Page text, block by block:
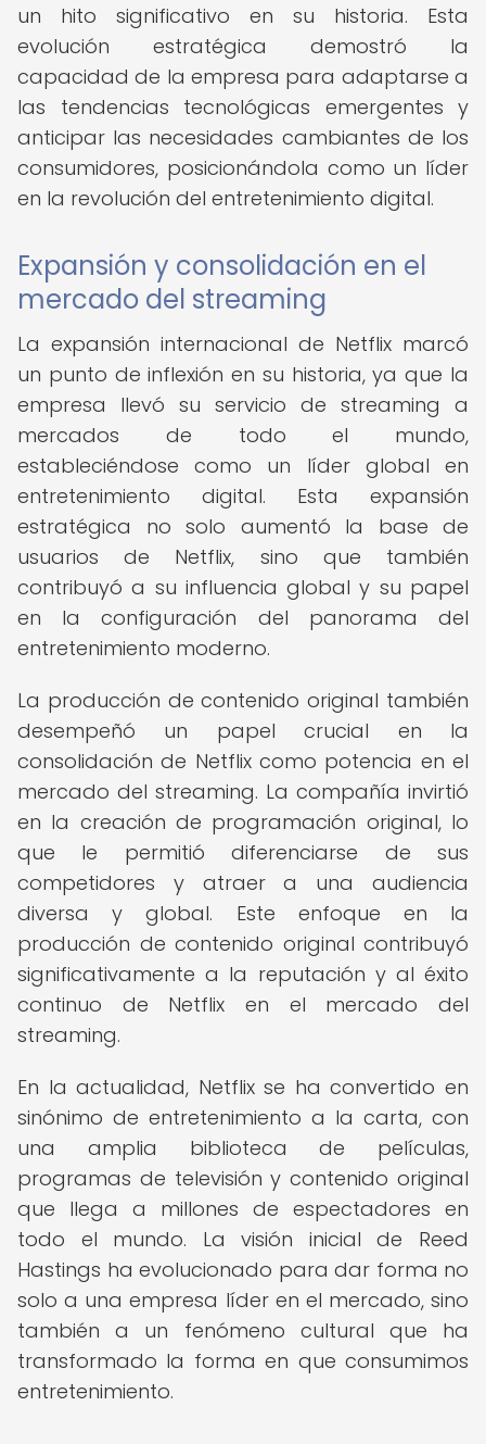
un hito significativo en su historia. Esta
evolución estratégica demostró la
capacidad de la empresa para adaptarse a
las tendencias tecnológicas emergentes y
anticipar las necesidades cambiantes de los
consumidores, posicionándola como un líder
en la revolución del entretenimiento digital.
Expansión y consolidación en el
mercado del streaming
La expansión internacional de Netflix marcó
un punto de inflexión en su historia, ya que la
empresa llevó su servicio de streaming a
mercados de todo el mundo,
estableciéndose como un líder global en
entretenimiento digital. Esta expansión
estratégica no solo aumentó la base de
usuarios de Netflix, sino que también
contribuyó a su influencia global y su papel
en la configuración del panorama del
entretenimiento moderno.
La producción de contenido original también
desempeñó un papel crucial en la
consolidación de Netflix como potencia en el
mercado del streaming. La compañía invirtió
en la creación de programación original, lo
que le permitió diferenciarse de sus
competidores y atraer a una audiencia
diversa y global. Este enfoque en la
producción de contenido original contribuyó
significativamente a la reputación y al éxito
continuo de Netflix en el mercado del
streaming.
En la actualidad, Netflix se ha convertido en
sinónimo de entretenimiento a la carta, con
una amplia biblioteca de películas,
programas de televisión y contenido original
que llega a millones de espectadores en
todo el mundo. La visión inicial de Reed
Hastings ha evolucionado para dar forma no
solo a una empresa líder en el mercado, sino
también a un fenómeno cultural que ha
transformado la forma en que consumimos
entretenimiento.